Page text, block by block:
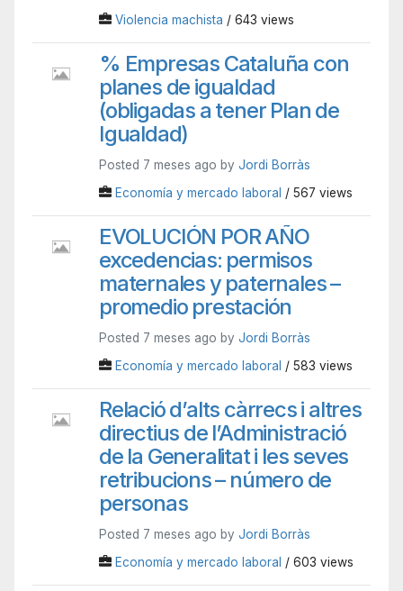
Violencia machista / 643 views
% Empresas Cataluña con
planes de igualdad
(obligadas a tener Plan de
Igualdad)
Posted 7 meses ago by Jordi Borràs
Economía y mercado laboral / 567 views
EVOLUCIÓN POR AÑO
excedencias: permisos
maternales y paternales –
promedio prestación
Posted 7 meses ago by Jordi Borràs
Economía y mercado laboral / 583 views
Relació d’alts càrrecs i altres
directius de l’Administració
de la Generalitat i les seves
retribucions – número de
personas
Posted 7 meses ago by Jordi Borràs
Economía y mercado laboral / 603 views